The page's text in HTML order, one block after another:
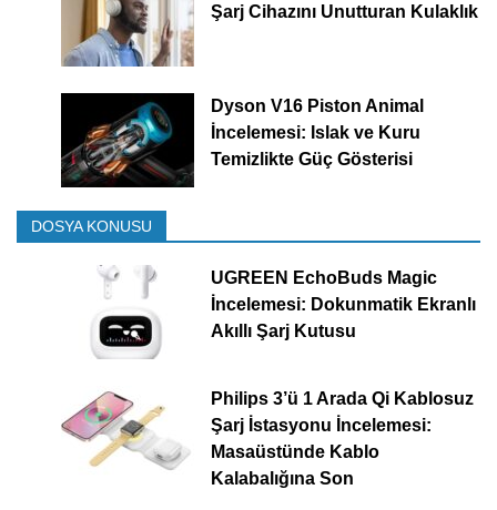
Şarj Cihazını Unutturan Kulaklık
Dyson V16 Piston Animal
İncelemesi: Islak ve Kuru
Temizlikte Güç Gösterisi
DOSYA KONUSU
UGREEN EchoBuds Magic
İncelemesi: Dokunmatik Ekranlı
Akıllı Şarj Kutusu
Philips 3’ü 1 Arada Qi Kablosuz
Şarj İstasyonu İncelemesi:
Masaüstünde Kablo
Kalabalığına Son